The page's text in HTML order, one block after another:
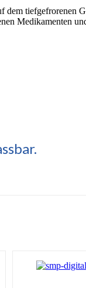
tiefgefrorenen
Medikamenten